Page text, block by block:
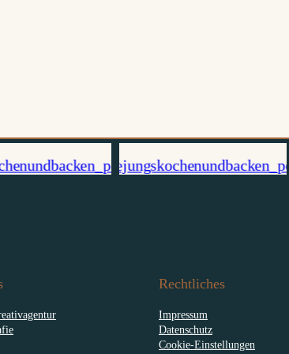
Rechtliches
Impressum
Datenschutz
Cookie-Einstellungen